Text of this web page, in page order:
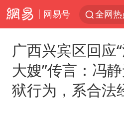
网易号 全网
广西兴宾区回应
大嫂”传言：冯
狱行为，系合法